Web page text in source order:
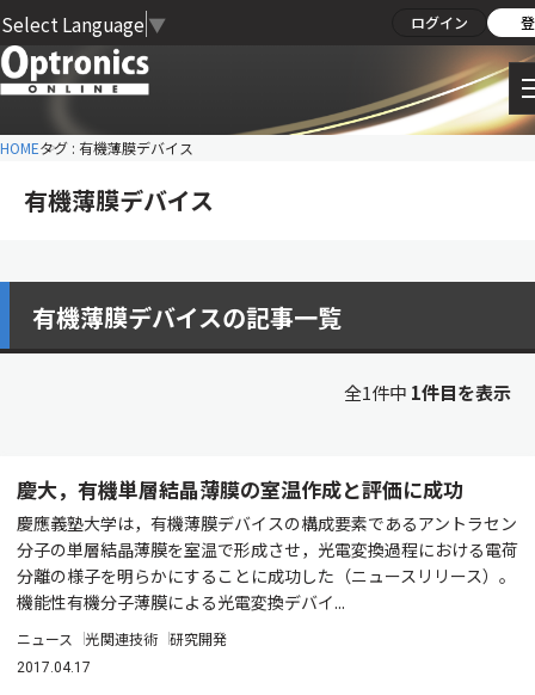
Select Language ▼ ログイン
HOMEタグ : 有機薄膜デバイス
有機薄膜デバイス
有機薄膜デバイスの記事一覧
全1件中 1件目を表示
慶大，有機単層結晶薄膜の室温作成と評価に成功
慶應義塾大学は，有機薄膜デバイスの構成要素であるアントラセン
分子の単層結晶薄膜を室温で形成させ，光電変換過程における電荷
分離の様子を明らかにすることに成功した（ニュースリリース）。
機能性有機分子薄膜による光電変換デバイ...
ニュース 光関連技術 研究開発
2017.04.17